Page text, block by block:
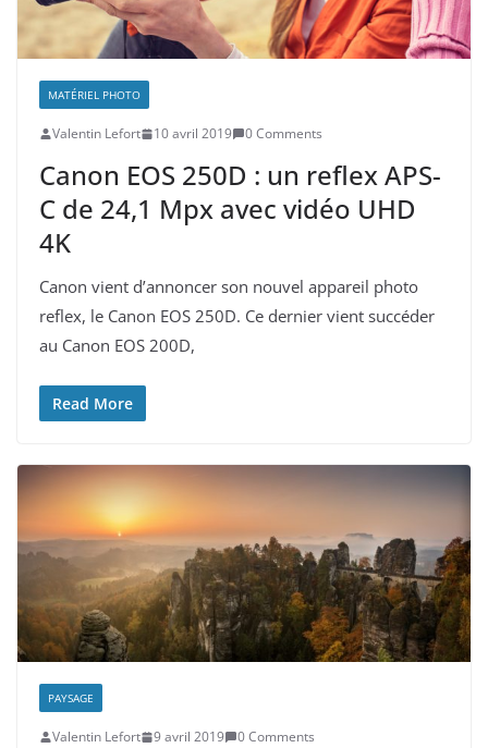
MATÉRIEL PHOTO
Valentin Lefort 10 avril 2019 0 Comments
Canon EOS 250D : un reflex APS-
C de 24,1 Mpx avec vidéo UHD
4K
Canon vient d’annoncer son nouvel appareil photo
reflex, le Canon EOS 250D. Ce dernier vient succéder
au Canon EOS 200D,
Read More
PAYSAGE
Valentin Lefort 9 avril 2019 0 Comments